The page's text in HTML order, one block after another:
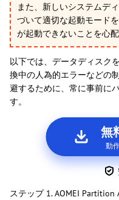
また、新しいシステムデ
づいて適切な起動モード
が起動できないことを心
以下では、データディスク
換中の人為的エラーなどの
避するために、常に事前に
す。
無
動
ステップ 1. AOMEI Partition